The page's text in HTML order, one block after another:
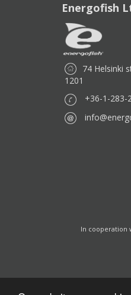
Energofish
74 Helsinki
1201
+36-1-283-
In cooperation